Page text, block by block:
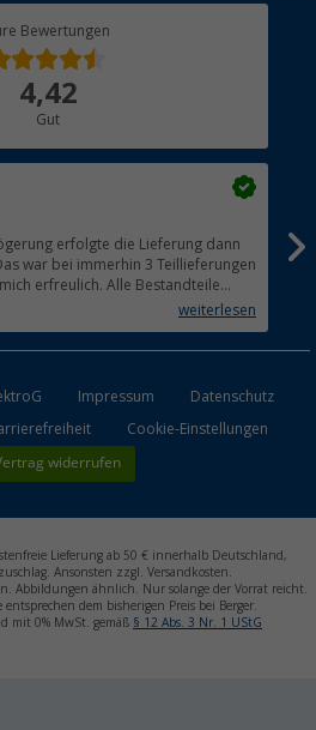
Bewertungen
4,42
Gut
erfolgte die Lieferung dann
war bei immerhin 3 Teillieferungen
erfreulich. Alle Bestandteile
Ordnung. Das Gerät (Gasgrill)weiterlesen
Impressum
Datenschutz
Cookie-Einstellungen
widerrufen
Lieferung ab 50 € innerhalb Deutschland,
Ansonsten zzgl. Versandkosten.
Abbildungen ähnlich. Nur solange der Vorrat reicht.
dem bisherigen Preis bei Berger.
mit 0% MwSt. gemäß § 12 Abs. 3 Nr. 1 UStG